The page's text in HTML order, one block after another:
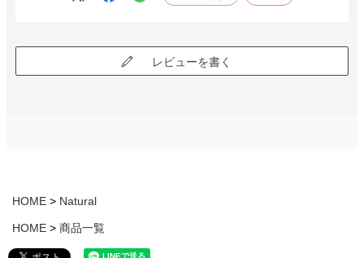
レビューを書く
HOME Natural
HOME 商品一覧